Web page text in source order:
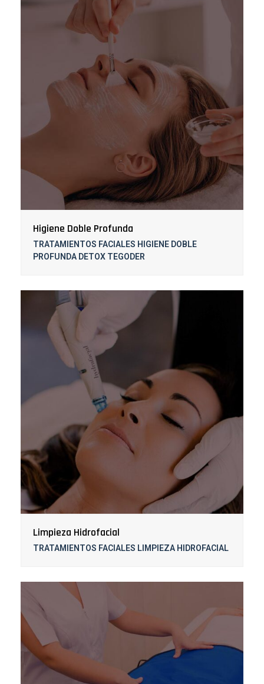
Higiene Doble Profunda
TRATAMIENTOS FACIALES HIGIENE DOBLE
PROFUNDA DETOX TEGODER
Limpieza Hidrofacial
TRATAMIENTOS FACIALES LIMPIEZA HIDROFACIAL